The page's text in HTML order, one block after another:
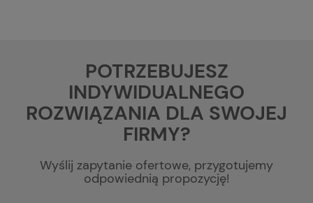
POTRZEBUJESZ
INDYWIDUALNEGO
ROZWIĄZANIA DLA SWOJEJ
FIRMY?
Wyślij zapytanie ofertowe, przygotujemy
odpowiednią propozycję!